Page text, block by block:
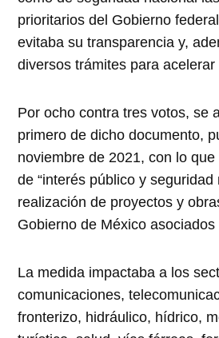
prioritarios del Gobierno
evitaba su transparencia y,
diversos trámites para
Por ocho contra tres votos, se
primero de dicho documento,
noviembre de 2021, con lo
de “interés público y seguridad
realización de proyectos y
Gobierno de México asociados
La medida impactaba a los
comunicaciones,
fronterizo, hidráulico, hídrico,